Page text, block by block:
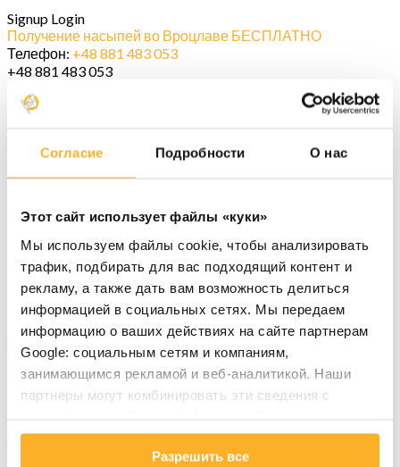
Согласие Подробности О нас
Этот сайт использует файлы «куки»
Мы используем файлы cookie, чтобы анализировать
трафик, подбирать для вас подходящий контент и
рекламу, а также дать вам возможность делиться
информацией в социальных сетях. Мы передаем
информацию о ваших действиях на сайте партнерам
Google: социальным сетям и компаниям,
занимающимся рекламой и веб-аналитикой. Наши
партнеры могут комбинировать эти сведения с
данными, которые они получили при использовании
Разрешить все
Signup Login
Получение насыпей во Вроцлаве БЕСПЛАТНО
Телефон: +48 881 483 053
+48 881 483 053
Кернение крестовин карданного вала
Запчасти к карданным валам
Балансировка карданных валов
Продажа карданных валов
Контакт
+48 881 483 053
Приводные валы для
легковых автомобилей